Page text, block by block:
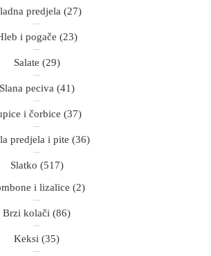
predjela (27)
i pogače (23)
Salate (29)
Slana peciva (41)
i čorbice (37)
predjela i pite (36)
Slatko (517)
i lizalice (2)
Brzi kolači (86)
Keksi (35)